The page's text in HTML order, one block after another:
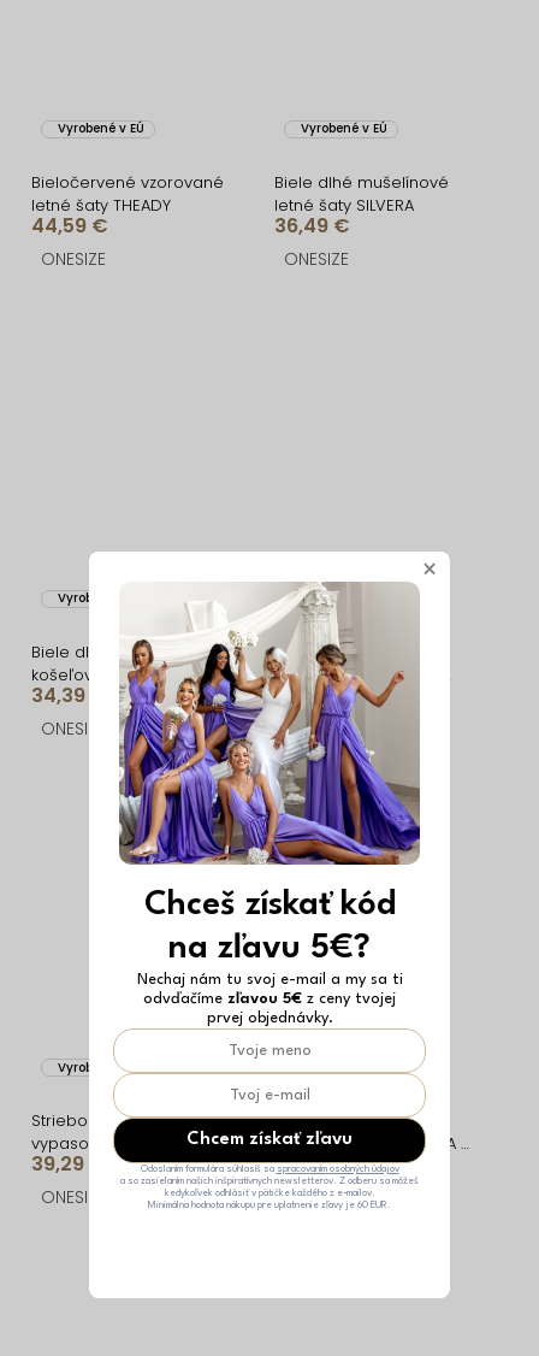
Vyrobené v EÚ
Bieločervené vzorované
letné šaty THEADY
44,59 €
ONESIZE
Vyrobené v EÚ
Biele dlhé mušelínové
letné šaty SILVERA
36,49 €
ONESIZE
Vyrobené v EÚ Bestseller
Biele dlhé mušelínové
košeľové šaty NUKET s
krátkym rukávom
34,39 €
ONESIZE
Vyrobené v EÚ
Biele dlhé maxi
mušelínové košeľové
šaty EVANES
40,49 €
ONESIZE
Vyrobené v EÚ
Strieborné krátke
vypasované flitrované
šaty HELION
39,29 €
ONESIZE
Luxusné strieborné
kokteilové šaty BOZANA s
pierkami
141,79 €
M L
×
Chceš získať kód
na zľavu 5€?
Nechaj nám tu svoj e-mail a my sa ti
odvďačíme zľavou 5€ z ceny tvojej
prvej objednávky.
Chcem získať zľavu
Odoslaním formulára súhlasíš sa spracovaním osobných údajov
a so zasielaním našich inšpiratívnych newsletterov. Z odberu sa môžeš
kedykoľvek odhlásiť v pätičke každého z e-mailov.
Minimálna hodnota nákupu pre uplatnenie zľavy je 60 EUR.